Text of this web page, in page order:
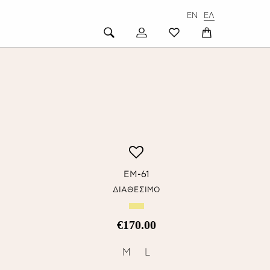
ΕΛ
EN
EM-61
ΔΙΑΘΕΣΙΜΟ
€170.00
M